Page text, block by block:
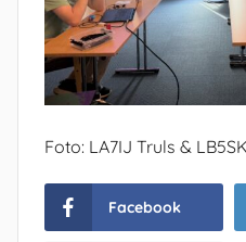
Foto: LA7IJ Truls &
Facebook